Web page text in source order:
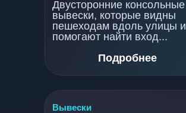
Вывески
Двусторонние консольные
вывески, которые видны
пешеходам вдоль улицы и
помогают найти вход...
Подробнее